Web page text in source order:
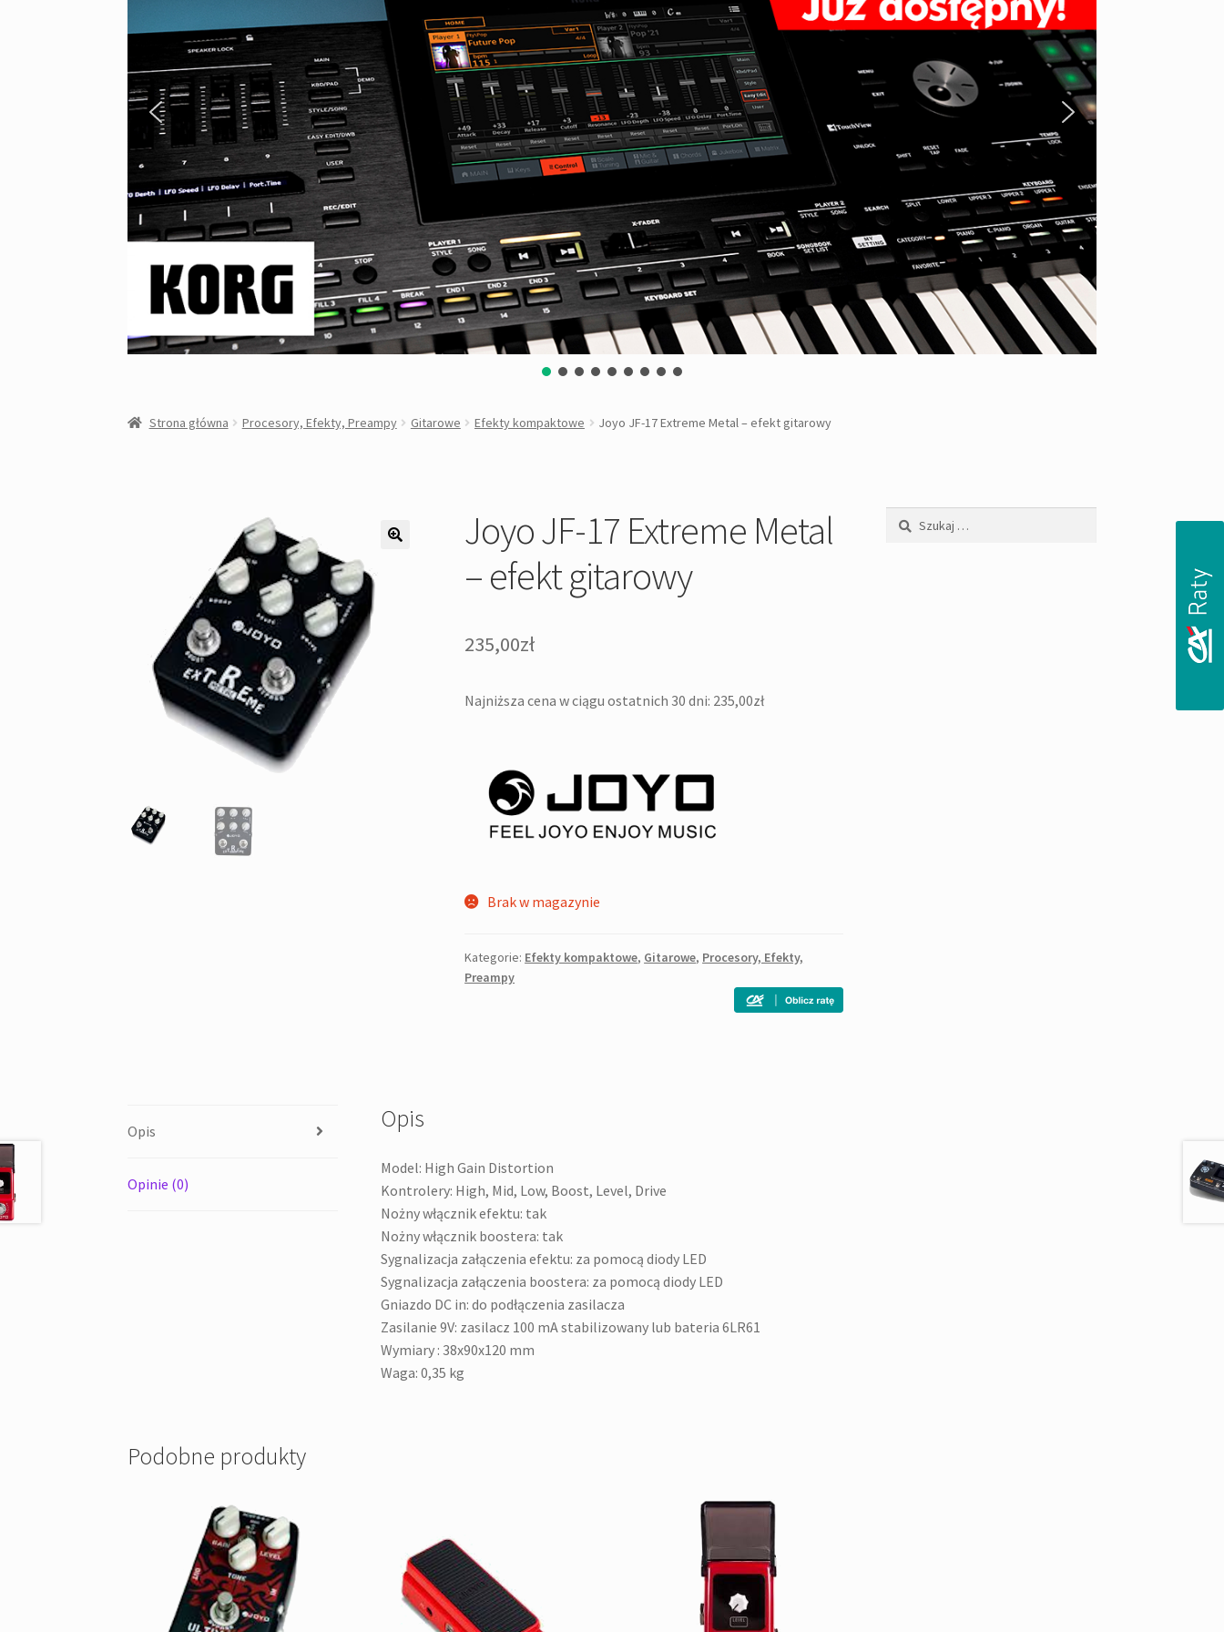
Strona główna Procesory, Efekty, Preampy Gitarowe Efekty kompaktowe Joyo JF-17 Extreme Metal – efekt gitarowy
Joyo JF-17 Extreme Metal
– efekt gitarowy
235,00zł
Najniższa cena w ciągu ostatnich 30 dni: 235,00zł
Brak w magazynie
Kategorie: Efekty kompaktowe, Gitarowe, Procesory, Efekty,
Preampy
Opis
Opinie (0)
Opis
Model: High Gain Distortion
Kontrolery: High, Mid, Low, Boost, Level, Drive
Nożny włącznik efektu: tak
Nożny włącznik boostera: tak
Sygnalizacja załączenia efektu: za pomocą diody LED
Sygnalizacja załączenia boostera: za pomocą diody LED
Gniazdo DC in: do podłączenia zasilacza
Zasilanie 9V: zasilacz 100 mA stabilizowany lub bateria 6LR61
Wymiary : 38x90x120 mm
Waga: 0,35 kg
Podobne produkty
Szukaj: